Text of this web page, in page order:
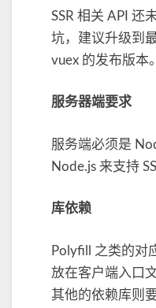
SSR 相关 API 还
坑，建议升级到
vuex 的发布版本。
服务器端要求
服务端必须是
Node.js 来支持
库依赖
Polyfill 之类的对
放在客户端入口
其他的依赖库则